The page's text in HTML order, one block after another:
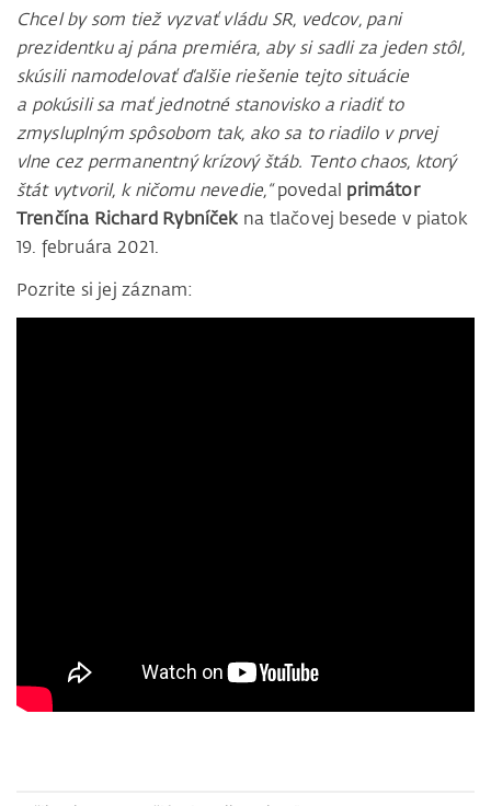
Chcel by som tiež vyzvať vládu SR, vedcov, pani
prezidentku aj pána premiéra, aby si sadli za jeden stôl,
skúsili namodelovať ďalšie riešenie tejto situácie
a pokúsili sa mať jednotné stanovisko a riadiť to
zmysluplným spôsobom tak, ako sa to riadilo v prvej
vlne cez permanentný krízový štáb. Tento chaos, ktorý
štát vytvoril, k ničomu nevedie,“povedal primátor
Trenčína Richard Rybníček na tlačovej besede v piatok
19. februára 2021.
Pozrite si jej záznam: